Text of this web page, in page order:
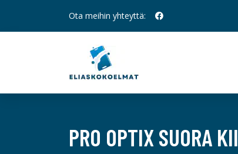
Ota meihin yhteyttä:
PRO OPTIX SUORA